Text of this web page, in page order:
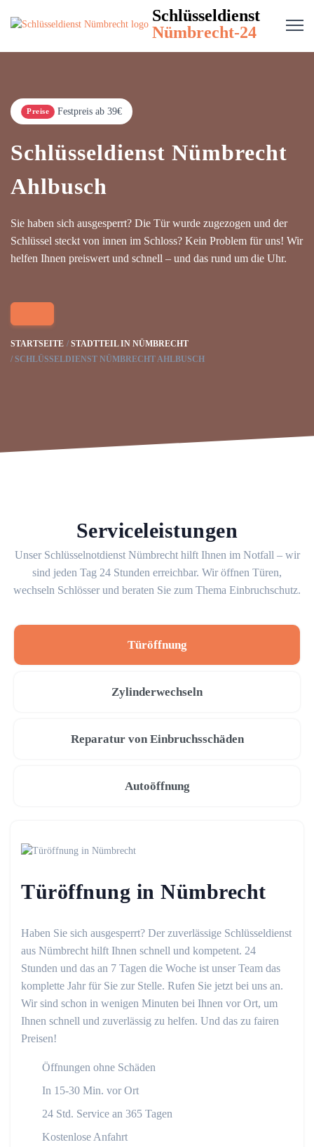
Schlüsseldienst
Nümbrecht-24
Preise Festpreis ab 39€
Schlüsseldienst Nümbrecht
Ahlbusch
Sie haben sich ausgesperrt? Die Tür wurde zugezogen und der
Schlüssel steckt von innen im Schloss? Kein Problem für uns! Wir
helfen Ihnen preiswert und schnell – und das rund um die Uhr.
STARTSEITE
STADTTEIL IN NÜMBRECHT
SCHLÜSSELDIENST NÜMBRECHT AHLBUSCH
Serviceleistungen
Unser Schlüsselnotdienst Nümbrecht hilft Ihnen im Notfall – wir
sind jeden Tag 24 Stunden erreichbar. Wir öffnen Türen,
wechseln Schlösser und beraten Sie zum Thema Einbruchschutz.
Türöffnung
Zylinderwechseln
Reparatur von Einbruchsschäden
Autoöffnung
Türöffnung in Nümbrecht
Haben Sie sich ausgesperrt? Der zuverlässige Schlüsseldienst
aus Nümbrecht hilft Ihnen schnell und kompetent. 24
Stunden und das an 7 Tagen die Woche ist unser Team das
komplette Jahr für Sie zur Stelle. Rufen Sie jetzt bei uns an.
Wir sind schon in wenigen Minuten bei Ihnen vor Ort, um
Ihnen schnell und zuverlässig zu helfen. Und das zu fairen
Preisen!
Öffnungen ohne Schäden
In 15-30 Min. vor Ort
24 Std. Service an 365 Tagen
Kostenlose Anfahrt